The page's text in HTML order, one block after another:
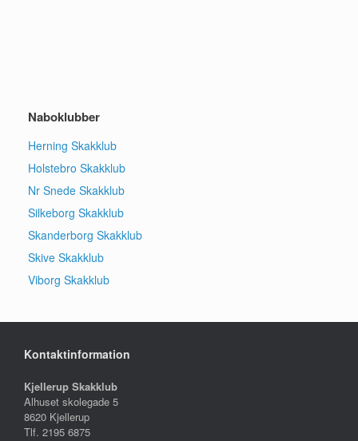
Naboklubber
Herning Skakklub
Holstebro Skakklub
Nr Snede Skakklub
Silkeborg Skakklub
Skanderborg Skakklub
Skive Skakklub
Viborg Skakklub
Kontaktinformation
Kjellerup Skakklub
Alhuset skolegade 5
8620 Kjellerup
Tlf. 2195 6875